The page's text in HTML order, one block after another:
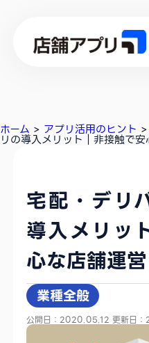
ホーム > アプリ活用のヒント >
リの導入メリット｜非接触で
宅配・デリ
導入メリッ
心な店舗運営
業種全般
公開日：2020.05.12 更新日